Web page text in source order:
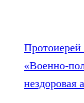
«Военно-
нездоровая